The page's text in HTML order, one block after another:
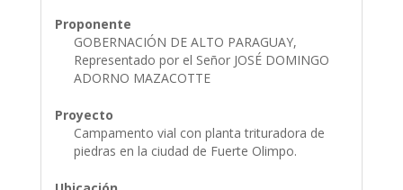
Proponente
GOBERNACIÓN DE ALTO PARAGUAY,
Representado por el Señor JOSÉ DOMINGO
ADORNO MAZACOTTE
Proyecto
Campamento vial con planta trituradora de
piedras en la ciudad de Fuerte Olimpo.